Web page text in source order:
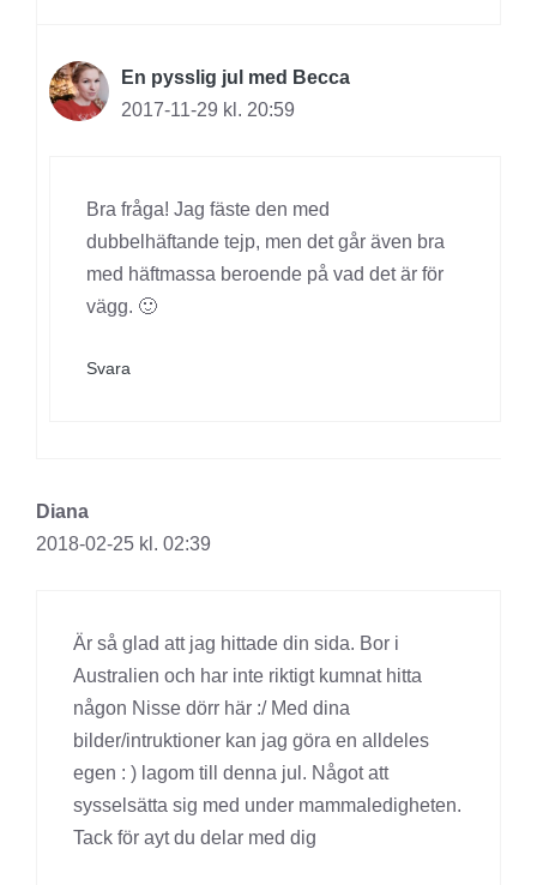
En pysslig jul med Becca
2017-11-29 kl. 20:59
Bra fråga! Jag fäste den med
dubbelhäftande tejp, men det går även bra
med häftmassa beroende på vad det är för
vägg. 🙂
Svara
Diana
2018-02-25 kl. 02:39
Är så glad att jag hittade din sida. Bor i
Australien och har inte riktigt kumnat hitta
någon Nisse dörr här :/ Med dina
bilder/intruktioner kan jag göra en alldeles
egen : ) lagom till denna jul. Något att
sysselsätta sig med under mammaledigheten.
Tack för ayt du delar med dig